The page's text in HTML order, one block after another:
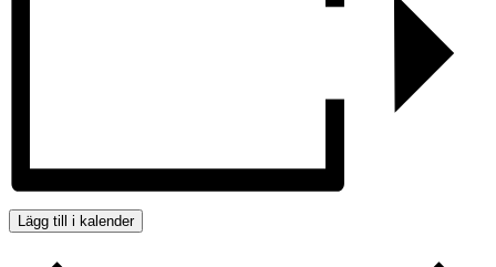
Lägg till i kalender